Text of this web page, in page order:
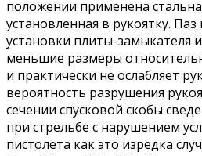
положении применена
установленная в рукоятку. Паз
установки плиты-замыкателя
меньшие размеры
и практически не ослабляет
вероятность разрушения
сечении спусковой скобы
при стрельбе с нарушением
пистолета как это изредка